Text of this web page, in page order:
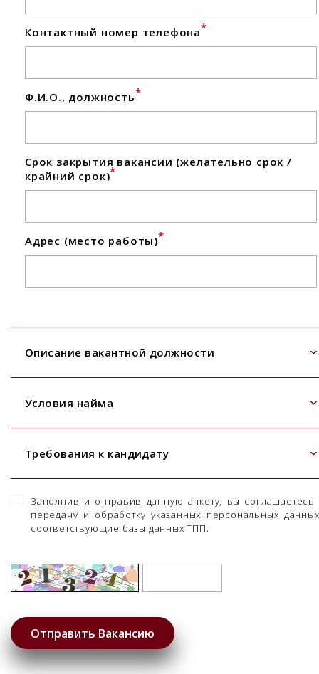
Контактный номер телефона*
Ф.И.О., должность*
Срок закрытия вакансии (желательно срок /
крайний срок)*
Адрес (место работы)*
Описание вакантной должности
Условия найма
Требования к кандидату
Заполнив и отправив данную анкету, вы соглашаетесь
передачу и обработку указанных персональных
соответствующие базы данных ТПП.